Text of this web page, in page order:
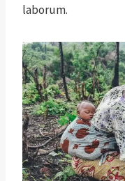
laborum.